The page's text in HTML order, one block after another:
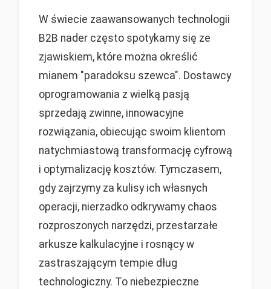
W świecie zaawansowanych technologii
B2B nader często spotykamy się ze
zjawiskiem, które można określić
mianem "paradoksu szewca". Dostawcy
oprogramowania z wielką pasją
sprzedają zwinne, innowacyjne
rozwiązania, obiecując swoim klientom
natychmiastową transformację cyfrową
i optymalizację kosztów. Tymczasem,
gdy zajrzymy za kulisy ich własnych
operacji, nierzadko odkrywamy chaos
rozproszonych narzędzi, przestarzałe
arkusze kalkulacyjne i rosnący w
zastraszającym tempie dług
technologiczny. To niebezpieczne